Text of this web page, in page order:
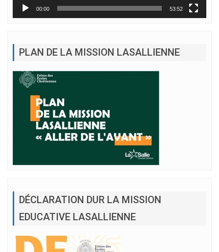
00:00 53:52
PLAN DE LA MISSION LASALLIENNE
DÉCLARATION DUR LA MISSION
EDUCATIVE LASALLIENNE